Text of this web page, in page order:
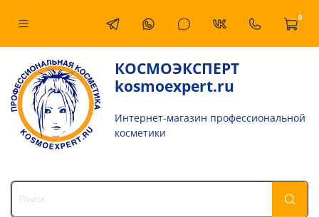
0
КОСМОЭКСПЕРТ
kosmoexpert.ru
Интернет-магазин профессиональной
косметики